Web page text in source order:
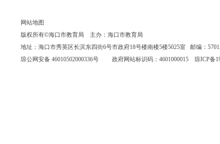
网站地图
版权所有©海口市教育局 主办：海口市教育局
地址：海口市秀英区长滨东四街6号市政府18号楼南楼5楼5025室 邮编：
琼公网安备 46010502000336号 政府网站标识码：4601000015 琼ICP备